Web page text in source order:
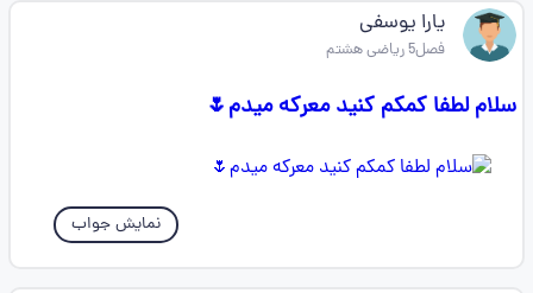
یارا یوسفی
فصل5 ریاضی هشتم
سلام لطفا کمکم کنید معرکه میدم🌷
نمایش جواب